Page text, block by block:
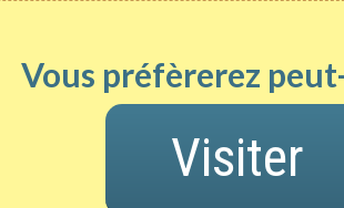
légales
2. Parution / Tarif / Justificatifs
Modification de société
Vous préfèrerez
Visiter